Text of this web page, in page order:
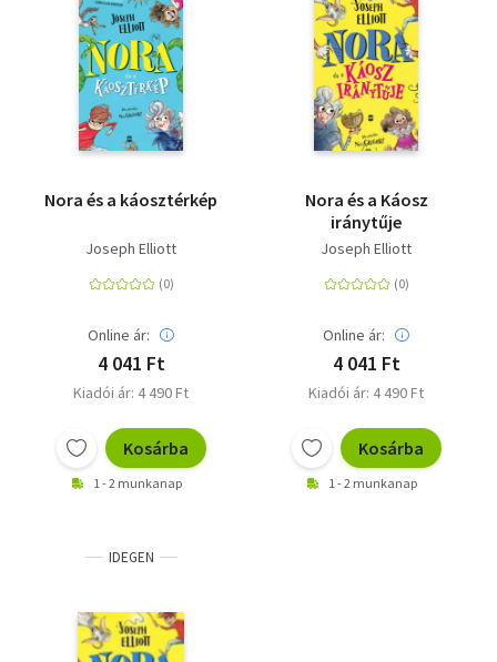
Természettudomány
Történelem
Nora és a káosztérkép
Joseph Elliott
Online ár:
4 041 Ft
Kiadói ár: 4 490 Ft
Kosárba
1 - 2 munkanap
Nora és a Káosz
iránytűje
Joseph Elliott
Online ár:
4 041 Ft
Kiadói ár: 4 490 Ft
Kosárba
1 - 2 munkanap
IDEGEN